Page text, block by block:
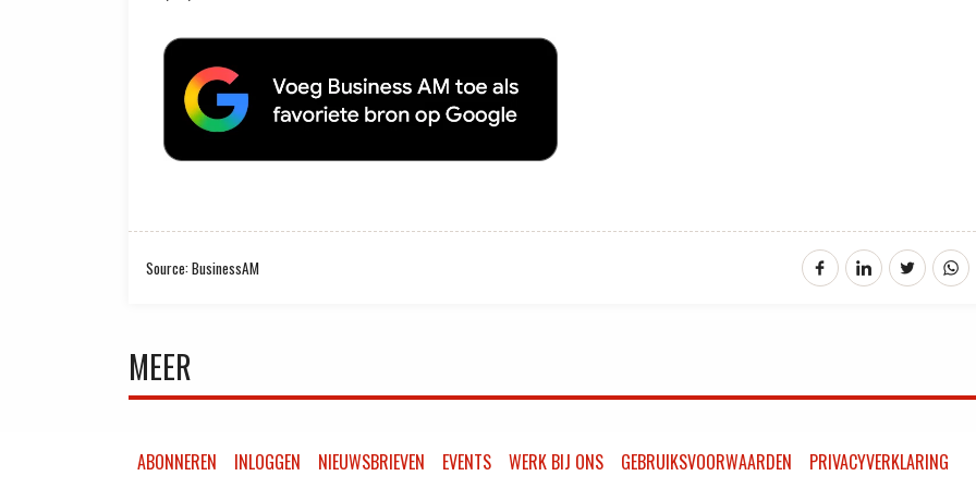
Source: BusinessAM
MEER
ABONNEREN INLOGGEN NIEUWSBRIEVEN EVENTS WERK BIJ ONS GEBRUIKSVOORWAARDEN PRIVACYVERKLARING